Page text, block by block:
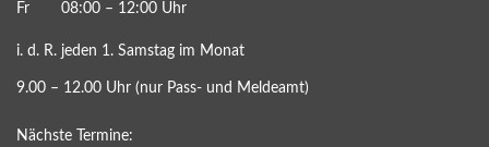
Fr 08:00 – 12:00 Uhr
i. d. R. jeden 1. Samstag im Monat
9.00 – 12.00 Uhr (nur Pass- und Meldeamt)
Nächste Termine: